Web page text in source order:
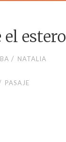
estero
/ NATALIA
PASAJE